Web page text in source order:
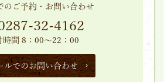
のご予約・お問い合わせ
32-4162
時間 8：00～22：00
ルでのお問い合わせ